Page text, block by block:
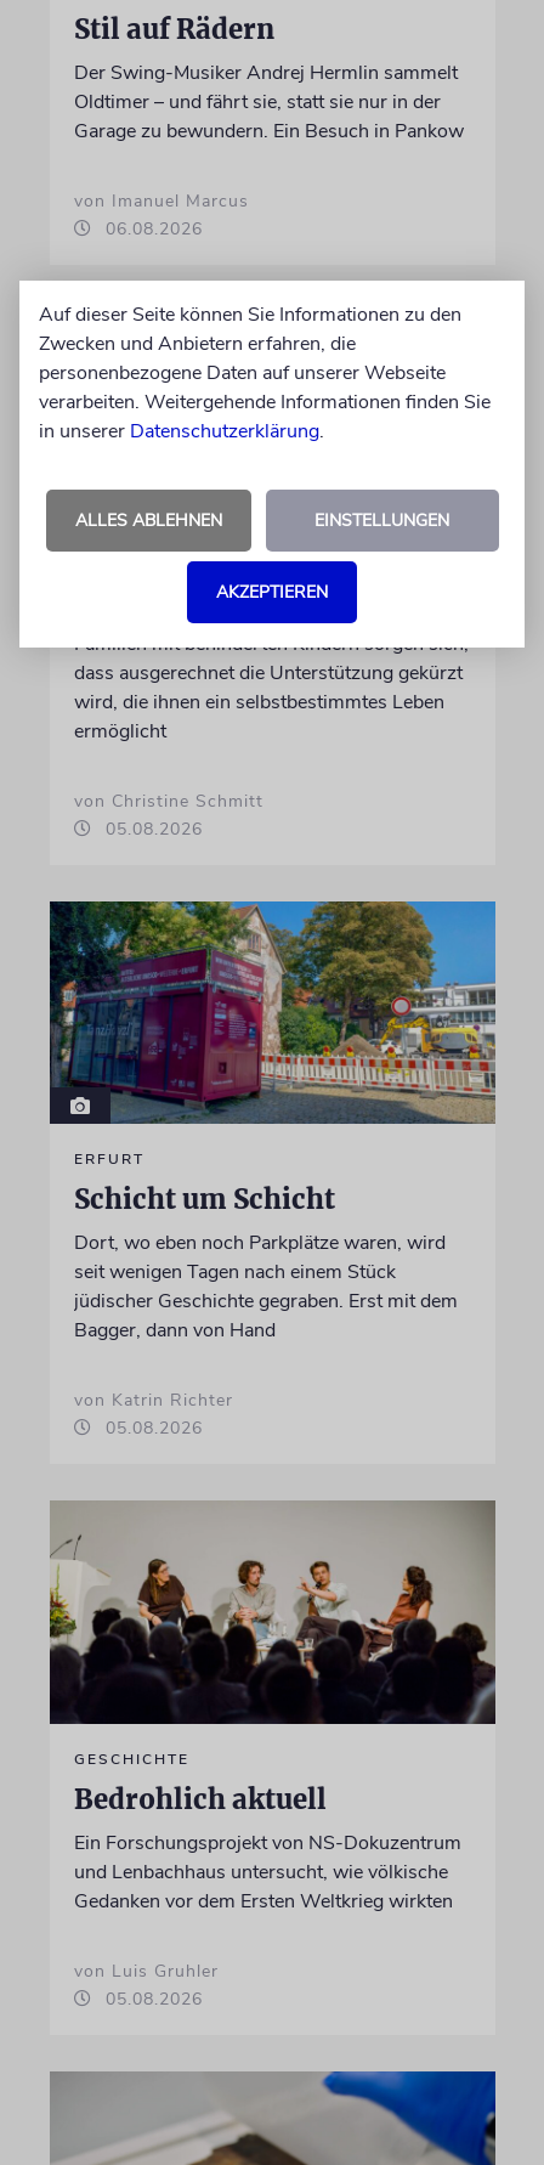
Stil auf Rädern
Der Swing-Musiker Andrej Hermlin sammelt
Oldtimer – und fährt sie, statt sie nur in der
Garage zu bewundern. Ein Besuch in Pankow
von Imanuel Marcus
06.08.2026
Hilfe im Alltag
Familien mit behinderten Kindern sorgen sich,
dass ausgerechnet die Unterstützung gekürzt
wird, die ihnen ein selbstbestimmtes Leben
ermöglicht
von Christine Schmitt
05.08.2026
ERFURT
Schicht um Schicht
Dort, wo eben noch Parkplätze waren, wird
seit wenigen Tagen nach einem Stück
jüdischer Geschichte gegraben. Erst mit dem
Bagger, dann von Hand
von Katrin Richter
05.08.2026
GESCHICHTE
Bedrohlich aktuell
Ein Forschungsprojekt von NS-Dokuzentrum
und Lenbachhaus untersucht, wie völkische
Gedanken vor dem Ersten Weltkrieg wirkten
von Luis Gruhler
05.08.2026
Auf dieser Seite können Sie Informationen zu den
Zwecken und Anbietern erfahren, die
personenbezogene Daten auf unserer Webseite
verarbeiten. Weitergehende Informationen finden Sie
in unserer Datenschutzerklärung.
ALLES ABLEHNEN EINSTELLUNGEN
AKZEPTIEREN